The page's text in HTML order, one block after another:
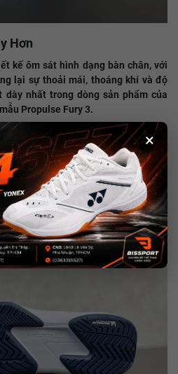
×
Hơn
kế ôm sát hình dạng bàn chân, với
lại sự thoải mái, thoáng khí và độ
nhất trong dòng sản phẩm của
Propulse Fury 3.​
hỗ trợ bàn chân, bao gồm các dây
chân, giúp tăng cường sự ổn định
Phần trước của bàn chân được đặt
người chơi tự tin khi dừng hoặc